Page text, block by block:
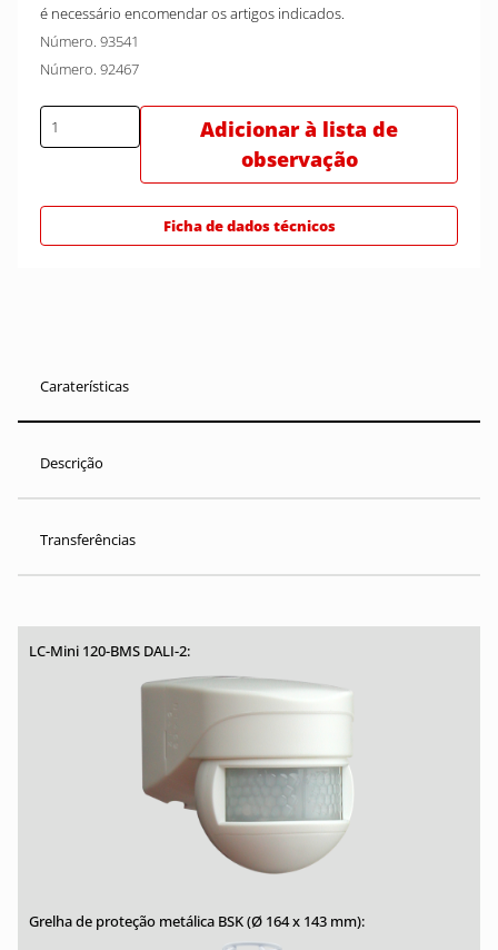
é necessário encomendar os artigos indicados.
Número. 93541
Número. 92467
Adicionar à lista de
observação
Ficha de dados técnicos
Caraterísticas
Descrição
Transferências